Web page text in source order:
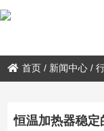
首页 / 新闻中心 /
恒温加热器稳定